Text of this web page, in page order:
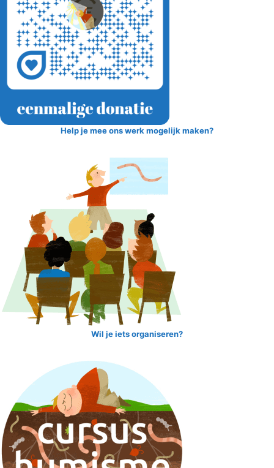
Help je mee ons werk mogelijk maken?
Wil je iets organiseren?